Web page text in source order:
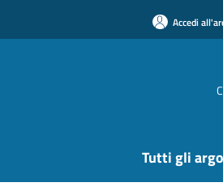
Accedi
Tutti gli